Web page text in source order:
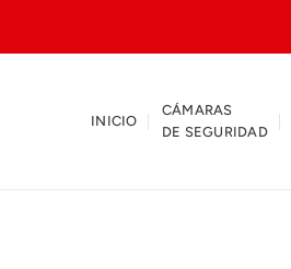
INICIO
CÁMARAS
DE SEGURIDAD